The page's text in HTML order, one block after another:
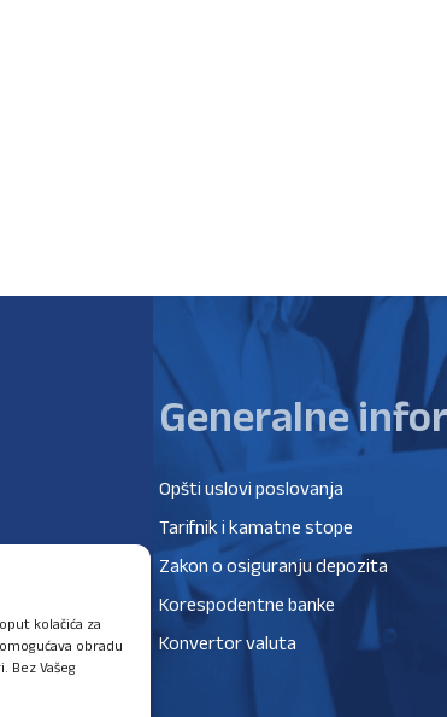
kolačića za
obradu
Bez Vašeg
Generalne
Opšti uslovi poslovanja
Tarifnik i kamatne stope
Zakon o osiguranju depozita
Korespodentne banke
Konvertor valuta